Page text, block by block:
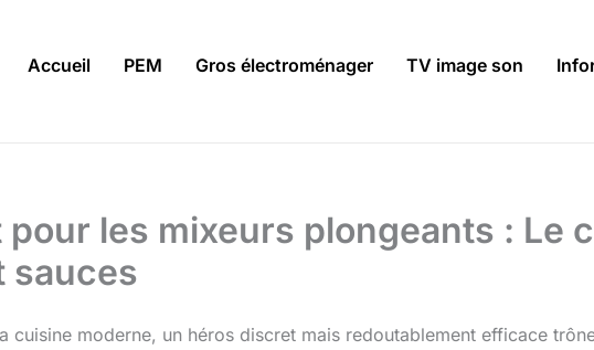
Accueil PEM Gros électroménager TV image son
pour les mixeurs plongeants : Le
sauces
cuisine moderne, un héros discret mais redoutablement efficace